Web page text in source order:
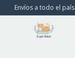
Envíos a todo el país